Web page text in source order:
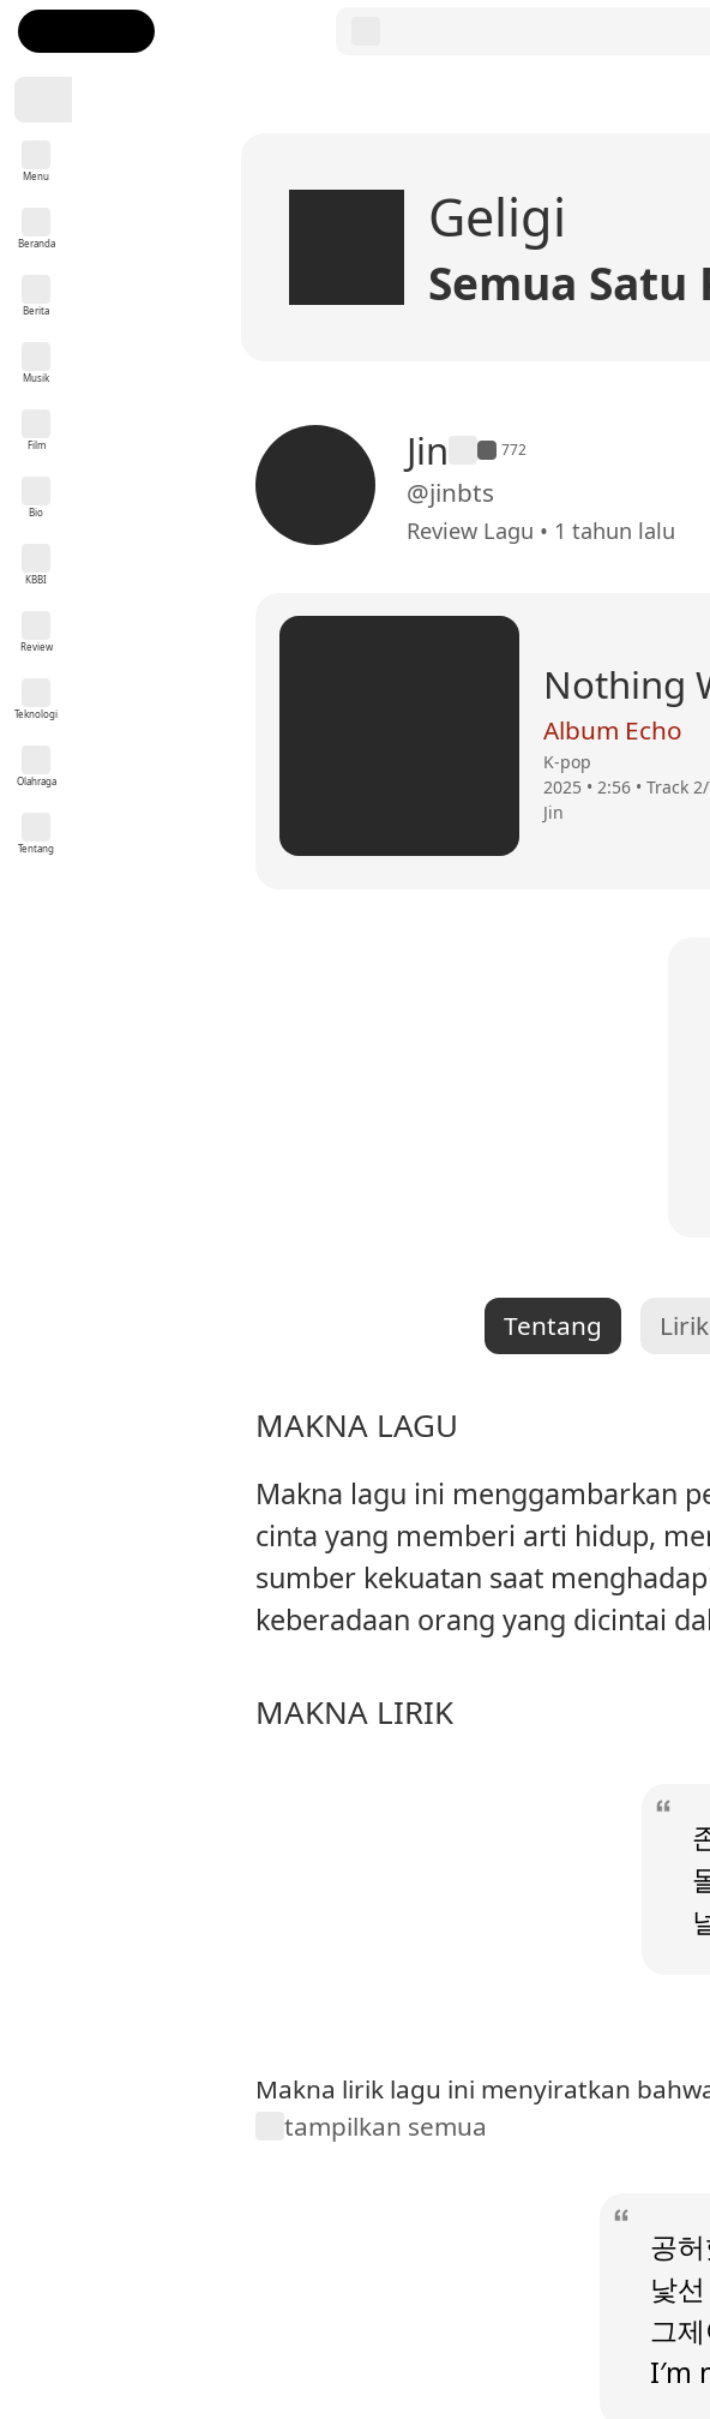
Menu
Beranda
Berita
Musik
Film
Bio
KBBI
Review
Teknologi
Olahraga
Tentang
Geligi
Semua
Jin 772
@jinbts
Review Lagu • 1 tahun lalu
Nothing
Album Echo
K-pop
2025 • 2:56 • Track
Jin
Tentang Lirik
MAKNA LAGU
Makna lagu ini menggambarkan
cinta yang memberi arti hidup,
sumber kekuatan saat
keberadaan orang yang dicintai
MAKNA LIRIK
Makna lirik lagu ini menyiratkan
tampilkan semua
공
낯
그
I′m